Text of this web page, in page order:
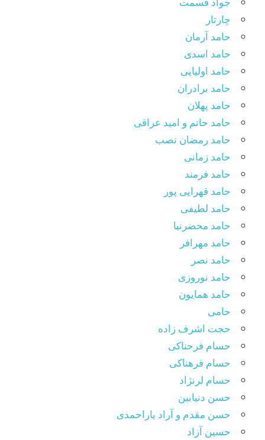
چارتار
حامد آرمان
حامد اسدی
حامد اولیایی
حامد برادران
حامد پهلان
حامد حاتم و امید عراقی
حامد رمضان نصب
حامد زمانی
حامد فرمند
حامد قهرایی پور
حامد لطیفی
حامد محضرنیا
حامد مهرافر
حامد نصر
حامد نوروزی
حامد همایون
حامی
حجت اشرف زاده
حسام فرحناکی
حسام فرهناکی
حسام لرنژاد
حسن دنیابین
حسن مقدم و آراد یاراحمدی
حسین آزاد